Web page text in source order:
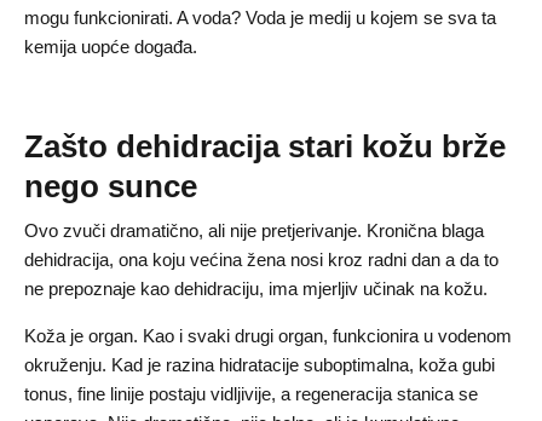
mogu funkcionirati. A voda? Voda je medij u kojem se sva ta
kemija uopće događa.
Zašto dehidracija stari kožu brže
nego sunce
Ovo zvuči dramatično, ali nije pretjerivanje. Kronična blaga
dehidracija, ona koju većina žena nosi kroz radni dan a da to
ne prepoznaje kao dehidraciju, ima mjerljiv učinak na kožu.
Koža je organ. Kao i svaki drugi organ, funkcionira u vodenom
okruženju. Kad je razina hidratacije suboptimalna, koža gubi
tonus, fine linije postaju vidljivije, a regeneracija stanica se